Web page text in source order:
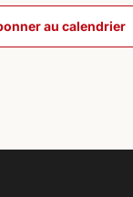
au calendrier